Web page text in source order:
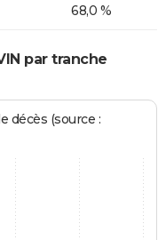
68,0 %
par tranche
décès (source :